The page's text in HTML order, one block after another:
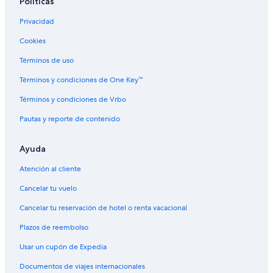
Hoteles en Stehekin
Hoteles en Twisp
Hoteles históricos en Winthrop
Hoteles baratos en Winthrop
Hoteles en Winthrop
Privacidad
Cookies
Términos de uso
Términos y condiciones de One Key™
Términos y condiciones de Vrbo
Pautas y reporte de contenido
Ayuda
Atención al cliente
Cancelar tu vuelo
Cancelar tu reservación de hotel o renta vacacional
Plazos de reembolso
Usar un cupón de Expedia
Documentos de viajes internacionales